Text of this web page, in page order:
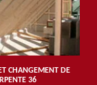
CHANGEMENT DE
36